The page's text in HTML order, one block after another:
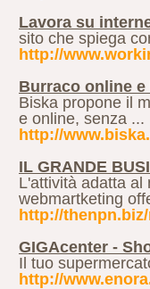
Lavora su
sito che spiega
http://
Burraco online
Biska propone il
e online, senza ...
http://
IL GRANDE
L'attività adatta al
webmartketing
http://
GIGAcenter -
Il tuo
http://